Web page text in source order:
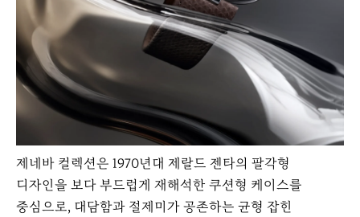
제네바 컬렉션은 1970년대 제랄드 젠타의 팔각형
디자인을 보다 부드럽게 재해석한 쿠션형 케이스를
중심으로, 대담함과 절제미가 공존하는 균형 잡힌